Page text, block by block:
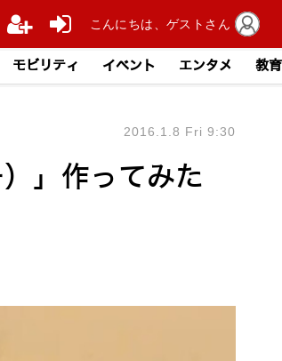
モビリティ イベント エンタメ 教育
」作ってみた
2016.1.8 Fri 9:30
こんにちは、ゲストさん